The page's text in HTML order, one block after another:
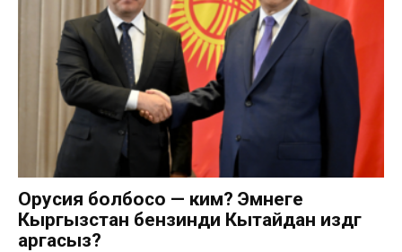
Орусия болбосо — ким? Эмнеге
Кыргызстан бензинди Кытайдан издөөгө
аргасыз?